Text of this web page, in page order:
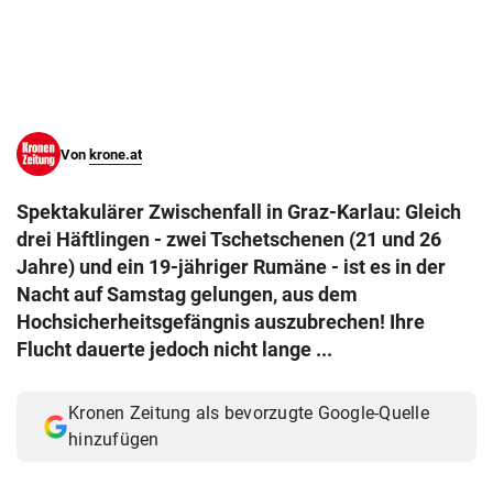
Von krone.at
Spektakulärer Zwischenfall in Graz-Karlau: Gleich
drei Häftlingen - zwei Tschetschenen (21 und 26
Jahre) und ein 19-jähriger Rumäne - ist es in der
Nacht auf Samstag gelungen, aus dem
Hochsicherheitsgefängnis auszubrechen! Ihre
Flucht dauerte jedoch nicht lange ...
Kronen Zeitung als bevorzugte Google-Quelle
hinzufügen